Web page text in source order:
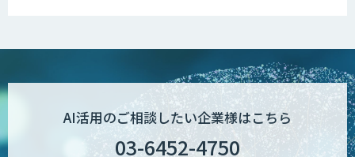
AI活用のご相談したい企業様はこちら
03-6452-4750